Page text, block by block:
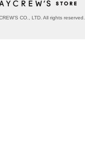
CO., LTD. All rights reserved.